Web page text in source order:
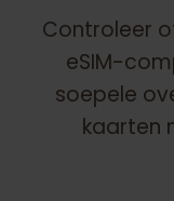
Controleer
eSIM-
soepele
kaarten